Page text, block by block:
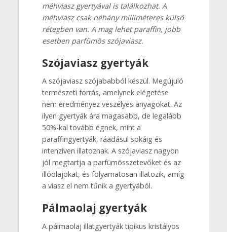
méhviasz gyertyával is találkozhat. A
méhviasz csak néhány milliméteres külső
rétegben van. A mag lehet paraffin, jobb
esetben parfümös szójaviasz.
Szójaviasz gyertyák
A szójaviasz szójababból készül. Megújuló
természeti forrás, amelynek elégetése
nem eredményez veszélyes anyagokat. Az
ilyen gyertyák ára magasabb, de legalább
50%-kal tovább égnek, mint a
paraffingyertyák, ráadásul sokáig és
intenzíven illatoznak. A szójaviasz nagyon
jól megtartja a parfümösszetevőket és az
illóolajokat, és folyamatosan illatozik, amíg
a viasz el nem tűnik a gyertyából.
Pálmaolaj gyertyák
A pálmaolaj illatgyertyák tipikus kristályos